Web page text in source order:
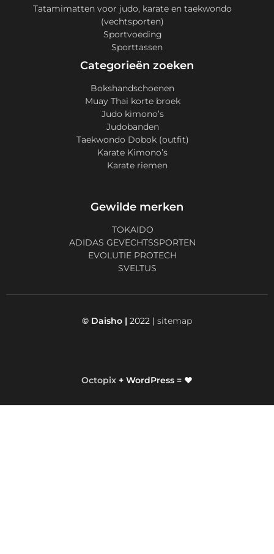
Tatamimatten voor judo, karate en taekwondo
(vechtsporten)
Sportvoeding
Sporttassen
Categorieën zoeken
Bokshandschoenen
Muay Thai korte broek
Judo kimono’s
Judobanden
Taekwondo Dobok (outfit)
Karate Kimono’s
Karate riemen
Gewilde merken
TOKAIDO
ADIDAS GEVECHTSSPORTEN
EVOLUTIE PROTECH
SVELTUS
© Daisho | 2022 | sitemap
Octopix + WordPress = ❤